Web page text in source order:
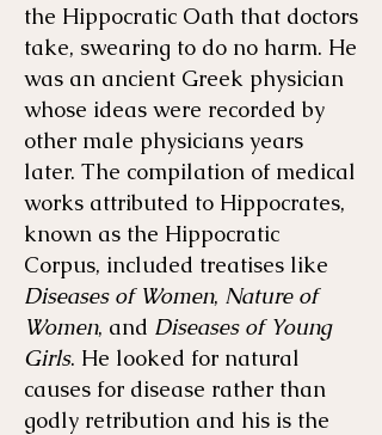
the Hippocratic Oath that doctors
take, swearing to do no harm. He
was an ancient Greek physician
whose ideas were recorded by
other male physicians years
later. The compilation of medical
works attributed to Hippocrates,
known as the Hippocratic
Corpus, included treatises like
Diseases of Women, Nature of
Women, and Diseases of Young
Girls. He looked for natural
causes for disease rather than
godly retribution and his is the